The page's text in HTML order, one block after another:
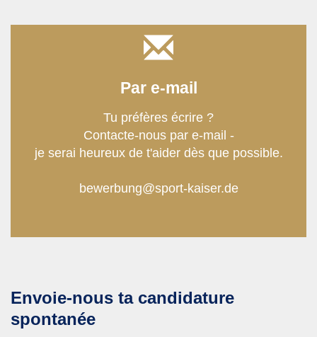
Par e-mail
Tu préfères écrire ?
Contacte-nous par e-mail -
je serai heureux de t'aider dès que possible.
bewerbung@sport-kaiser.de
Envoie-nous ta candidature
spontanée